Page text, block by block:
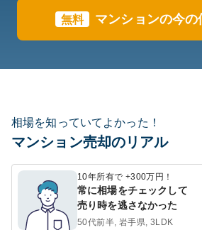
無料 マンションの今の
相場を知っていてよかった！
マンション売却のリアル
10年所有で +300万円！
常に相場をチェックして
売り時を逃さなかった
50代前半, 岩手県, 3LDK